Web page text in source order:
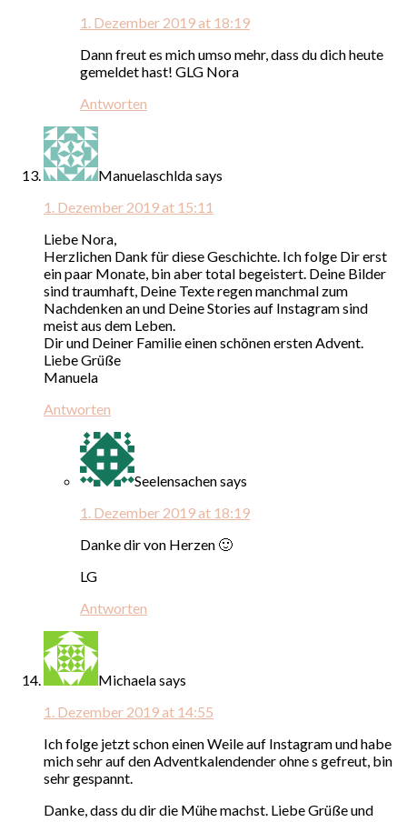
1. Dezember 2019 at 18:19
Dann freut es mich umso mehr, dass du dich heute
gemeldet hast! GLG Nora
Antworten
Manuelaschldasays
1. Dezember 2019 at 15:11
Liebe Nora,
Herzlichen Dank für diese Geschichte. Ich folge Dir erst
ein paar Monate, bin aber total begeistert. Deine Bilder
sind traumhaft, Deine Texte regen manchmal zum
Nachdenken an und Deine Stories auf Instagram sind
meist aus dem Leben.
Dir und Deiner Familie einen schönen ersten Advent.
Liebe Grüße
Manuela
Antworten
Seelensachensays
1. Dezember 2019 at 18:19
Danke dir von Herzen 🙂
LG
Antworten
Michaelasays
1. Dezember 2019 at 14:55
Ich folge jetzt schon einen Weile auf Instagram und habe
mich sehr auf den Adventkalendender ohne s gefreut, bin
sehr gespannt.
Danke, dass du dir die Mühe machst. Liebe Grüße und